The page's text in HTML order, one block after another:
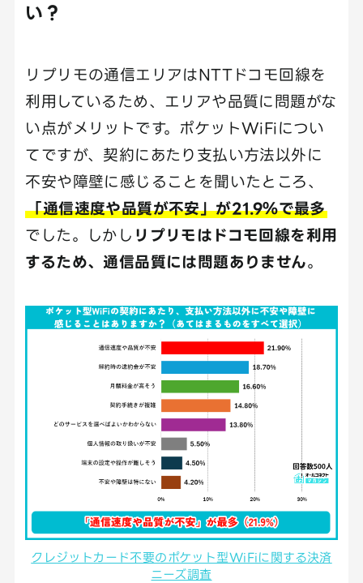
い？
リプリモの通信エリアはNTTドコモ回線を
利用しているため、エリアや品質に問題がな
い点がメリットです。ポケットWiFiについ
てですが、契約にあたり支払い方法以外に
不安や障壁に感じることを聞いたところ、
「通信速度や品質が不安」が21.9％で最多
でした。しかし リプリモはドコモ回線を利用
するため、通信品質には問題ありません。
クレジットカード不要のポケット型WiFiに関する決済
ニーズ調査